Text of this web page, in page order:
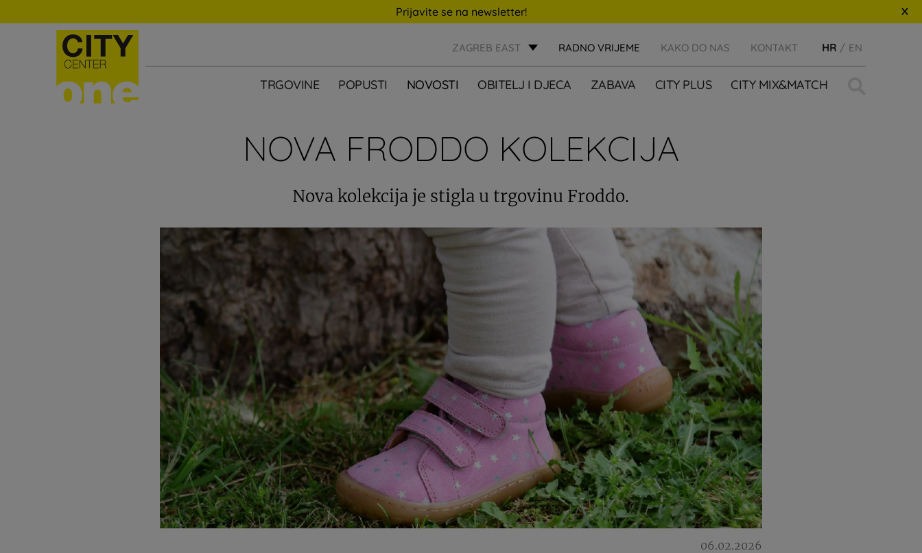
Prijavite se na newsletter!
ZAGREB EAST RADNO VRIJEME KAKO DO NAS KONTAKT HR EN
TRGOVINE POPUSTI NOVOSTI OBITELJ I DJECA ZABAVA CITY PLUS CITY MIX&MATCH
NOVA FRODDO KOLEKCIJA
Nova kolekcija je stigla u trgovinu Froddo.
06.02.2026